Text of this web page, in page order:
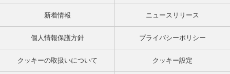
新着情報 ニュースリリース
個人情報保護方針 プライバシーポリシー
クッキーの取扱いについて クッキー設定